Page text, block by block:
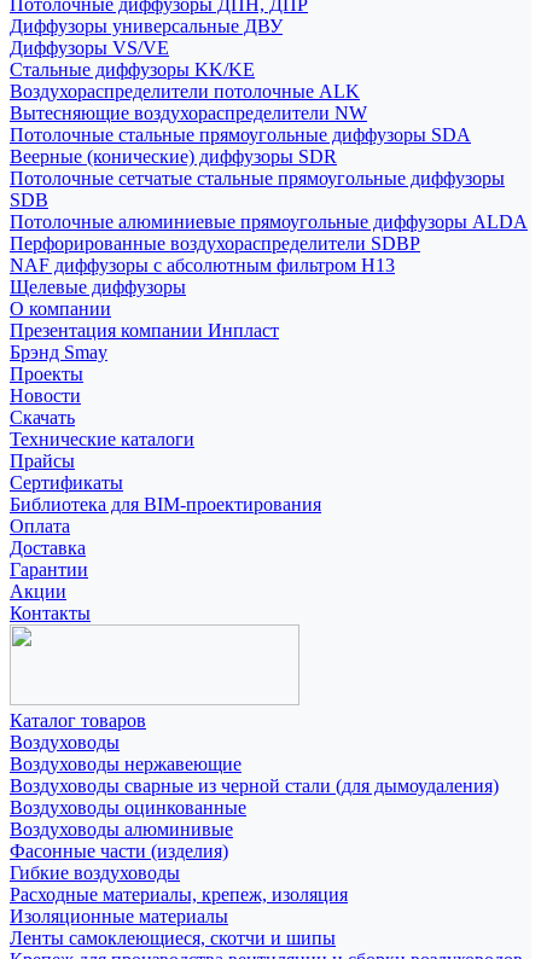
Потолочные диффузоры ДПН, ДПР
Диффузоры универсальные ДВУ
Диффузоры VS/VE
Стальные диффузоры KK/KE
Воздухораспределители потолочные ALK
Вытесняющие воздухораспределители NW
Потолочные стальные прямоугольные диффузоры SDA
Веерные (конические) диффузоры SDR
Потолочные сетчатые стальные прямоугольные диффузоры
SDB
Потолочные алюминиевые прямоугольные диффузоры ALDA
Перфорированные воздухораспределители SDBP
NAF диффузоры с абсолютным фильтром Н13
Щелевые диффузоры
О компании
Презентация компании Инпласт
Брэнд Smay
Проекты
Новости
Скачать
Технические каталоги
Прайсы
Сертификаты
Библиотека для BIM-проектирования
Оплата
Доставка
Гарантии
Акции
Контакты
Каталог товаров
Воздуховоды
Воздуховоды нержавеющие
Воздуховоды сварные из черной стали (для дымоудаления)
Воздуховоды оцинкованные
Воздуховоды алюминивые
Фасонные части (изделия)
Гибкие воздуховоды
Расходные материалы, крепеж, изоляция
Изоляционные материалы
Ленты самоклеющиеся, скотчи и шипы